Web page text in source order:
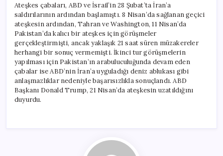
Ateşkes çabaları, ABD ve İsrail’in 28 Şubat’ta İran’a
saldırılarının ardından başlamıştı. 8 Nisan’da sağlanan geçici
ateşkesin ardından, Tahran ve Washington, 11 Nisan’da
Pakistan’da kalıcı bir ateşkes için görüşmeler
gerçekleştirmişti, ancak yaklaşık 21 saat süren müzakereler
herhangi bir sonuç vermemişti. İkinci tur görüşmelerin
yapılması için Pakistan’ın arabuluculuğunda devam eden
çabalar ise ABD’nin İran’a uyguladığı deniz ablukası gibi
anlaşmazlıklar nedeniyle başarısızlıkla sonuçlandı. ABD
Başkanı Donald Trump, 21 Nisan’da ateşkesin uzatıldığını
duyurdu.